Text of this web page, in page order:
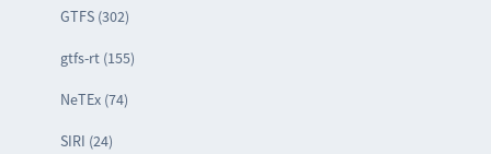
GTFS (302)
gtfs-rt (155)
NeTEx (74)
SIRI (24)